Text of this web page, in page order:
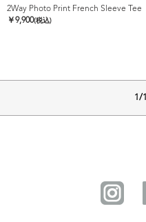
2Way Photo Print French Sleeve Tee
￥9,900(税込)
1/1